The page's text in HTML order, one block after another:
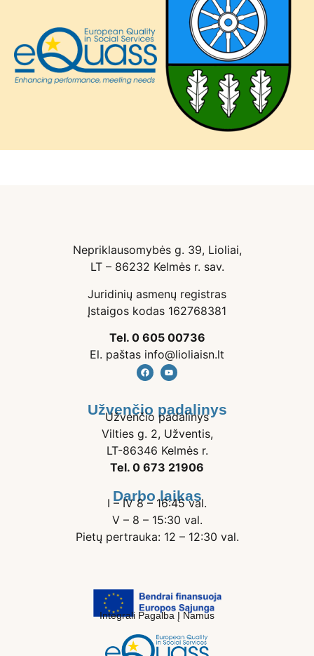
Nepriklausomybės g. 39, Lioliai,
LT – 86232 Kelmės r. sav.
Juridinių asmenų registras
Įstaigos kodas 162768381
Tel. 0 605 00736
El. paštas info@lioliaisn.lt
Užvenčio padalinys
Užvenčio padalinys
Vilties g. 2, Užventis,
LT-86346 Kelmės r.
Tel. 0 673 21906
Darbo laikas
I – IV 8 – 16:45 val.
V – 8 – 15:30 val.
Pietų pertrauka: 12 – 12:30 val.
Integrali Pagalba Į Namus